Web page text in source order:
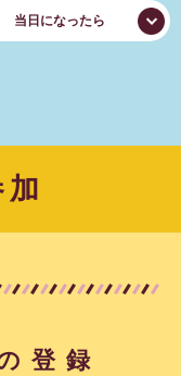
当日になったら
登録